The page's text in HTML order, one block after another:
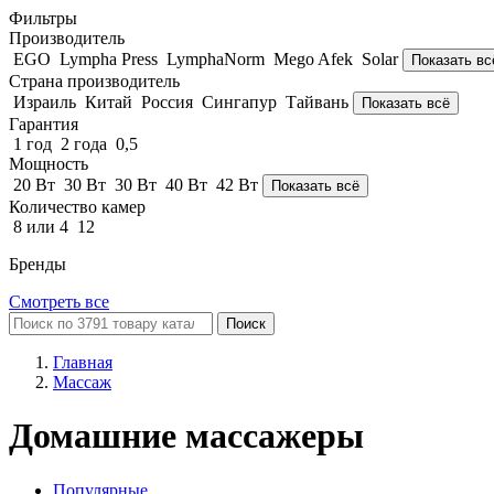
Фильтры
Производитель
EGO Lympha Рress LymphaNorm Mego Afek Solar Показать
Страна производитель
Израиль Китай Россия Сингапур Тайвань Показать всё
Гарантия
1 год 2 года 0,5
Мощность
20 Вт 30 Вт 30 Вт 40 Вт 42 Вт Показать всё
Количество камер
8 или 4 12
Бренды
Смотреть все
Поиск
Главная
Массаж
Домашние массажеры
Популярные